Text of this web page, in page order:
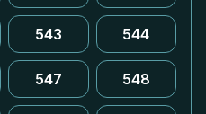
543 544
547 548